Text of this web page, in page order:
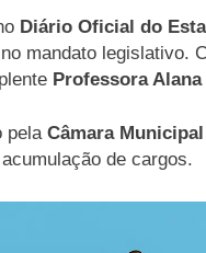
Diário Oficial do
mandato legislativo.
Professora
pela Câmara Municipal
de cargos.